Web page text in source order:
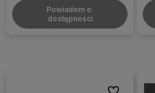
Powiadom o
dostępności
Do ulubionych